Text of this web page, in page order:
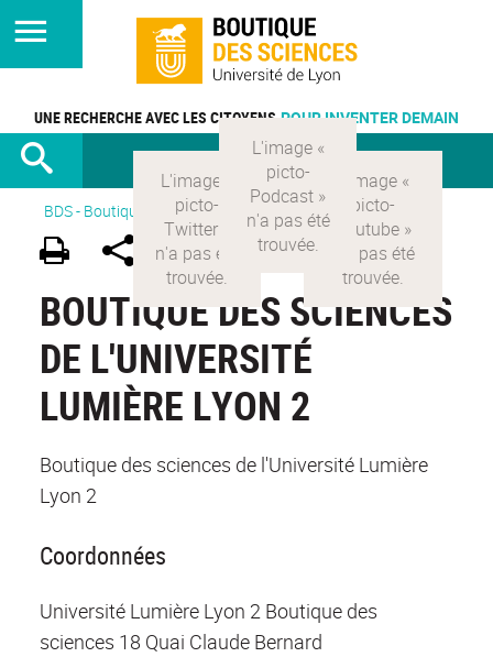
UNE RECHERCHE AVEC LES CITOYENS POUR INVENTER DEMAIN
BDS - Boutique des sciences Version Française
BOUTIQUE DES SCIENCES
DE L'UNIVERSITÉ
LUMIÈRE LYON 2
Boutique des sciences de l'Université Lumière
Lyon 2
Coordonnées
Université Lumière Lyon 2 Boutique des
sciences 18 Quai Claude Bernard